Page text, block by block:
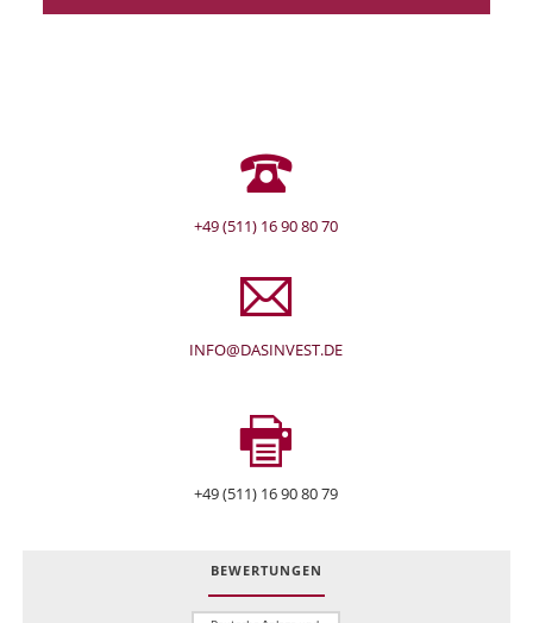
+49 (511) 16 90 80 70
INFO@DASINVEST.DE
+49 (511) 16 90 80 79
BEWERTUNGEN